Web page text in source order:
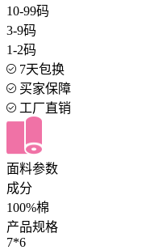
10-99码
3-9码
1-2码
7天包换
买家保障
工厂直销
面料参数
成分
100%棉
产品规格
7*6